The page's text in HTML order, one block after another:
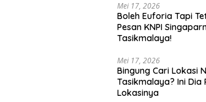
Mei 17, 2026
Boleh Euforia Tapi
Pesan KNPI
Tasikmalaya!
Mei 17, 2026
Bingung Cari Lokasi
Tasikmalaya? Ini Dia
Lokasinya